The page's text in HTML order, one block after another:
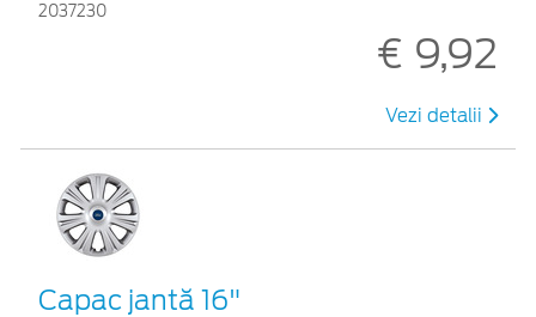
2037230
€ 9,92
Vezi detalii
Capac jantă 16"